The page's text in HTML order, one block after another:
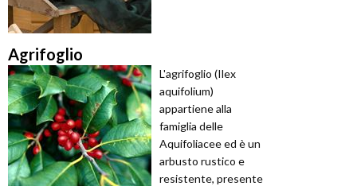
Agrifoglio
L'agrifoglio (Ilex
aquifolium)
appartiene alla
famiglia delle
Aquifoliacee ed è un
arbusto rustico e
resistente, presente